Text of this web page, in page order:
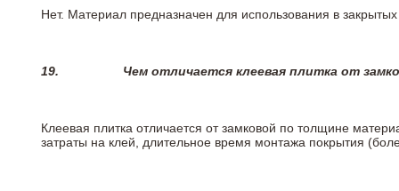
Нет. Материал предназначен для использования в
19. Чем отличается клеевая плитка от
Клеевая плитка отличается от замковой по толщине
затраты на клей, длительное время монтажа покрытия